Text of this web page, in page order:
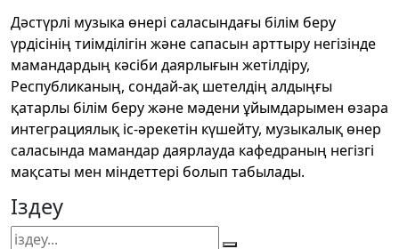
Дәстүрлі музыка өнері саласындағы білім беру
үрдісінің тиімділігін және сапасын арттыру негізінде
мамандардың кәсіби даярлығын жетілдіру,
Республиканың, сондай-ақ шетелдің алдыңғы
қатарлы білім беру және мәдени ұйымдарымен өзара
интеграциялық іс-әрекетін күшейту, музыкалық өнер
саласында мамандар даярлауда кафедраның негізгі
мақсаты мен міндеттері болып табылады.
Іздеу